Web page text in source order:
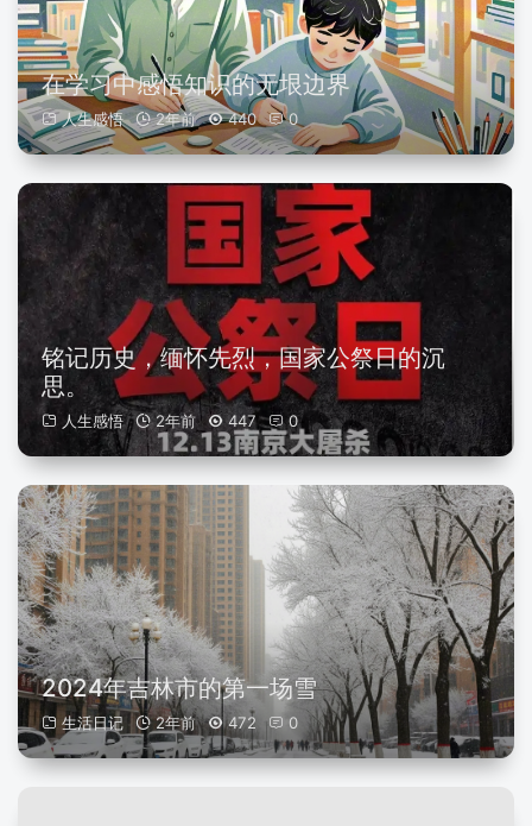
在学习中感悟知识的无垠边界
人生感悟 2年前 440 0
铭记历史，缅怀先烈，国家公祭日的沉
思。
人生感悟 2年前 447 0
2024年吉林市的第一场雪
生活日记 2年前 472 0